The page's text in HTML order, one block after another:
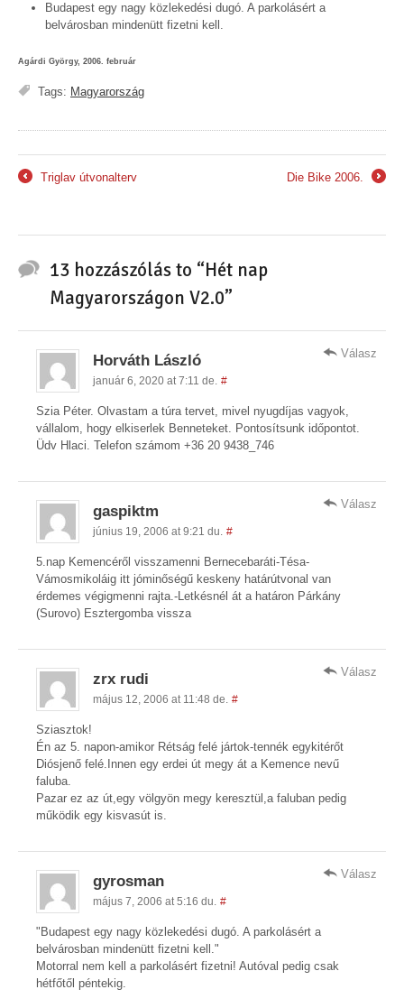
Budapest egy nagy közlekedési dugó. A parkolásért a
belvárosban mindenütt fizetni kell.
Agárdi György, 2006. február
Tags: Magyarország
Triglav útvonalterv
Die Bike 2006.
13 hozzászólás to “Hét nap
Magyarországon V2.0”
Horváth László
január 6, 2020 at 7:11 de. #
Szia Péter. Olvastam a túra tervet, mivel nyugdíjas vagyok,
vállalom, hogy elkiserlek Benneteket. Pontosítsunk időpontot.
Üdv Hlaci. Telefon számom +36 20 9438_746
Válasz
gaspiktm
június 19, 2006 at 9:21 du. #
5.nap Kemencéről visszamenni Bernecebaráti-Tésa-
Vámosmikoláig itt jóminőségű keskeny határútvonal van
érdemes végigmenni rajta.-Letkésnél át a határon Párkány
(Surovo) Esztergomba vissza
Válasz
zrx rudi
május 12, 2006 at 11:48 de. #
Sziasztok!
Én az 5. napon-amikor Rétság felé jártok-tennék egykitérőt
Diósjenő felé.Innen egy erdei út megy át a Kemence nevű
faluba.
Pazar ez az út,egy völgyön megy keresztül,a faluban pedig
működik egy kisvasút is.
Válasz
gyrosman
május 7, 2006 at 5:16 du. #
"Budapest egy nagy közlekedési dugó. A parkolásért a
belvárosban mindenütt fizetni kell."
Motorral nem kell a parkolásért fizetni! Autóval pedig csak
hétfőtől péntekig.
Válasz